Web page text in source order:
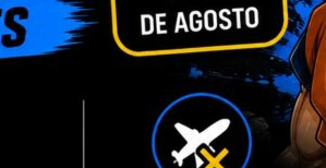
INFORMACIÓN ADICIONAL
privado al que le gusta mucho
en… ¡el espectacular Spider-